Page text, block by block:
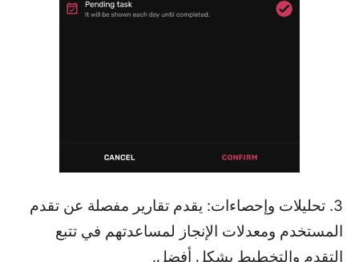
3. تحليلات وإحصاءات: يقدم تقارير مفصلة عن تقدم
المستخدم ومعدلات الإنجاز لمساعدتهم في تتبع
التقدم والتخطيط بشكل أفضل.